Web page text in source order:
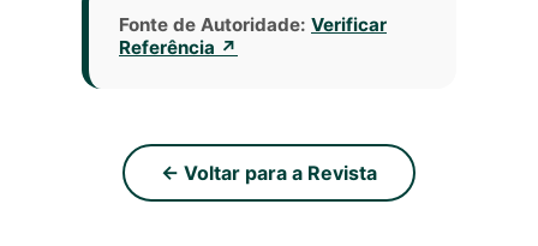
Fonte de Autoridade: Verificar
Referência ↗
← Voltar para a Revista